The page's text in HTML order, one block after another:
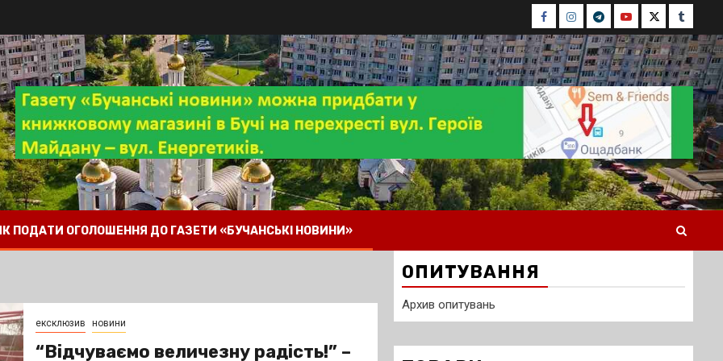
Facebook
Instagram
TelegramYoutubeTwitterTumblr
ПОДАТИ ОГОЛОШЕННЯ ДО ГАЗЕТИ «БУЧАНСЬКІ НОВИНИ»
ексклюзив новини
“Відчуваємо величезну радість!” –
ОПИТУВАННЯ
Архив опитувань